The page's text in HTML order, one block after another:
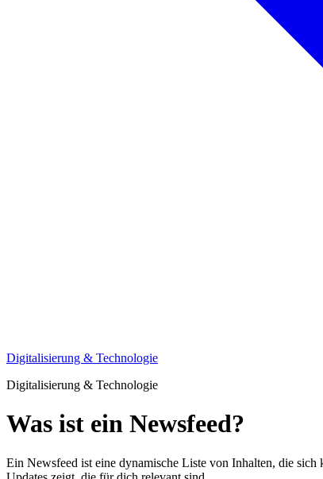
Digitalisierung & Technologie
Digitalisierung & Technologie
Was ist ein Newsfeed?
Ein Newsfeed ist eine dynamische Liste von Inhalten, die